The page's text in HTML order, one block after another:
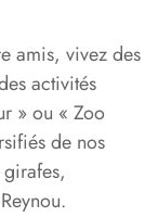
amis, vivez des
activités
» ou « Zoo
de nos